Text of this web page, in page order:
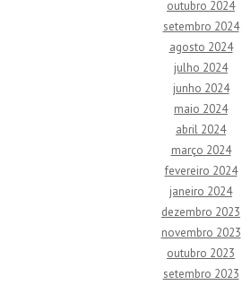
outubro 2024
setembro 2024
agosto 2024
julho 2024
junho 2024
maio 2024
abril 2024
março 2024
fevereiro 2024
janeiro 2024
dezembro 2023
novembro 2023
outubro 2023
setembro 2023